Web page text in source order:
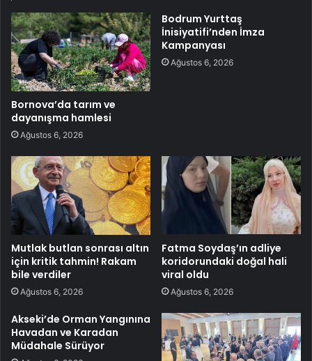
Bornova’da tarım ve
dayanışma hamlesi
Ağustos 6, 2026
Bodrum Yurttaş
İnisiyatifi’nden İmza
Kampanyası
Ağustos 6, 2026
Mutlak butlan sonrası altın
için kritik tahmin! Rakam
bile verdiler
Ağustos 6, 2026
Fatma Soydaş’ın adliye
koridorundaki doğal hali
viral oldu
Ağustos 6, 2026
Akseki’de Orman Yangınına
Havadan ve Karadan
Müdahale Sürüyor